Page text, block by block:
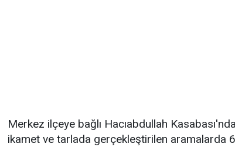
Merkez ilçeye bağlı Hacıabdullah
ikamet ve tarlada gerçekleştirilen aramalarda